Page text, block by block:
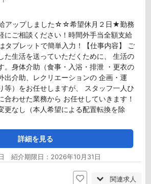
アップしました☆☆希望休月２日★勤務
にご相談ください！時間外手当全額支給
タブレットで簡単入力！【仕事内容】 ご
た生活を送っていただくために、 生活の
。身体介助（食事・入浴・排泄 ・更衣の
出介助、レクリエーションの 企画・運
等）をお任せしますが、 スタッフ一人ひ
合わせた業務から お任せしていきます！
更なし（本人希望による配置転換を除
詳細を見る
紹介期限日：2026年10月31日
関連求人